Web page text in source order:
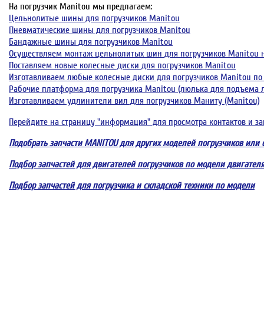
На погрузчик Manitou мы предлагаем:
Цельнолитые шины для погрузчиков Manitou
Пневматические шины для погрузчиков Manitou
Бандажные шины для погрузчиков Manitou
Осуществляем монтаж цельнолитых шин для погрузчиков Manitou
Поставляем новые колесные диски для погрузчиков Manitou
Изготавливаем любые колесные диски для погрузчиков Manitou
Рабочие платформа для погрузчика Manitou (люлька для подъема
Изготавливаем удлинители вил для погрузчиков Маниту (Manitou)
Перейдите на страницу "информация" для просмотра контактов и
Подобрать запчасти MANITOU для других моделей погрузчиков
Подбор запчастей для двигателей погрузчиков по модели двигателя
Подбор запчастей для погрузчика и складской техники по модели